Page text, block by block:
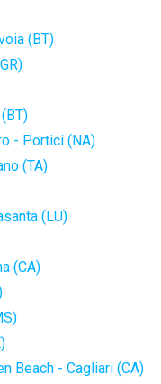
(BT)
- Portici (NA)
(TA)
(LU)
(CA)
Beach - Cagliari (CA)